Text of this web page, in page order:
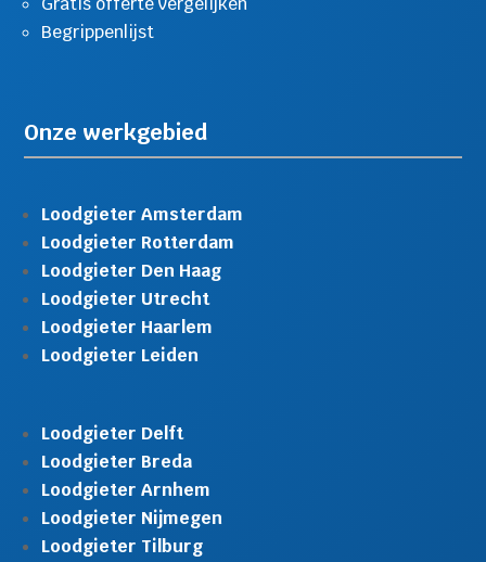
Begrippenlijst
Onze werkgebied
Loodgieter Amsterdam
Loodgieter Rotterdam
Loodgieter Den Haag
Loodgieter Utrecht
Loodgieter Haarlem
Loodgieter Leiden
Loodgieter Delft
Loodgieter Breda
Loodgieter Arnhem
Loodgieter Nijmegen
Loodgieter Tilburg